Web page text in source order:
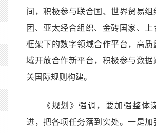
间，积极参与联合国、世界贸易组
团、亚太经合组织、金砖国家、上
框架下的数字领域合作平台，高质
域开放合作新平台，积极参与数据
关国际规则构建。
《规划》强调，要加强整体
进，把各项任务落到实处。一是加